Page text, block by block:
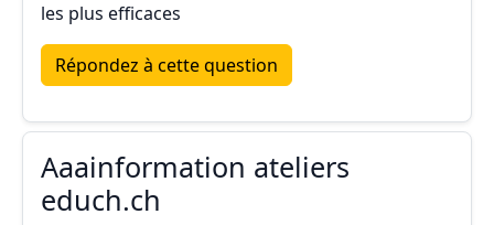
les plus efficaces
Répondez à cette question
Aaainformation ateliers
educh.ch